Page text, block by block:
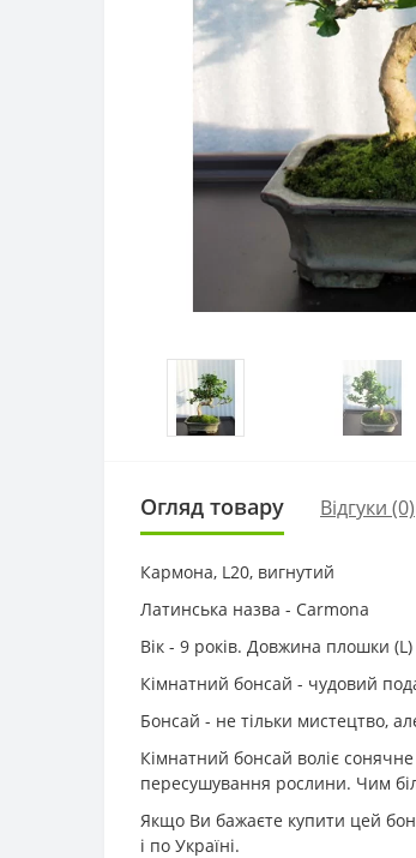
Огляд товару Відгуки (0)
Кармона, L20, вигнутий
Латинська назва - Carmona
Вік - 9 років. Довжина плошки
Кімнатний бонсай - чудовий
Бонсай - не тільки мистецтво,
Кімнатний бонсай воліє
пересушування рослини. Чим
Якщо Ви бажаєте купити цей
і по Україні.